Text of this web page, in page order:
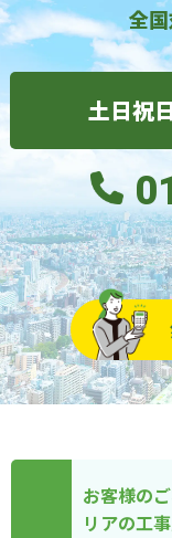
全
土日祝
お客様の
リアの工